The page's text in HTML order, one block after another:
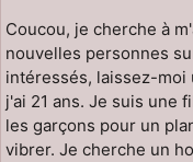
Coucou, je cherche à
nouvelles personnes
intéressés, laissez-moi
j'ai 21 ans. Je suis une
les garçons pour un
vibrer. Je cherche un